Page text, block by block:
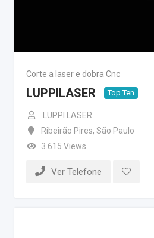
Corte a laser e dobra Cnc
LUPPILASER Top Ten
LUPPI LASER
Ribeirão Pires, São Paulo
3.615 Views
Ver Telefone